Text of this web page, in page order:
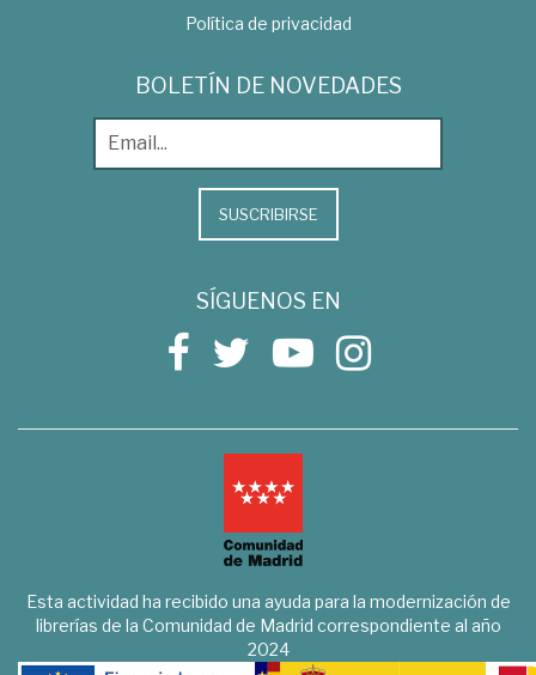
Política de privacidad
BOLETÍN DE NOVEDADES
SUSCRIBIRSE
SÍGUENOS EN
Esta actividad ha recibido una ayuda para la modernización de
librerías de la Comunidad de Madrid correspondiente al año
2024